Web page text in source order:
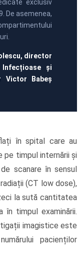
exclusiv
De asemenea,
director
și
Victor Babeș
în spital care au
pe timpul internării și
scanare în sensul
(CT low dose),
la sută cantitatea
în timpul examinării.
imagistice este
pacienților